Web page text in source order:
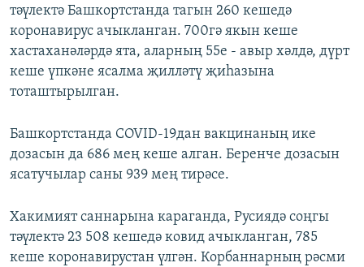
тәүлектә Башкортстанда тагын 260 кешедә
коронавирус ачыкланган. 700гә якын кеше
хастаханәләрдә ята, аларның 55е - авыр хәлдә, дүрт
кеше үпкәне ясалма җилләтү җиһазына
тоташтырылган.
Башкортстанда COVID-19дан вакцинаның ике
дозасын да 686 мең кеше алган. Беренче дозасын
ясатучылар саны 939 мең тирәсе.
Хакимият саннарына караганда, Русиядә соңгы
тәүлектә 23 508 кешедә ковид ачыкланган, 785
кеше коронавирустан үлгән. Корбаннарның рәсми